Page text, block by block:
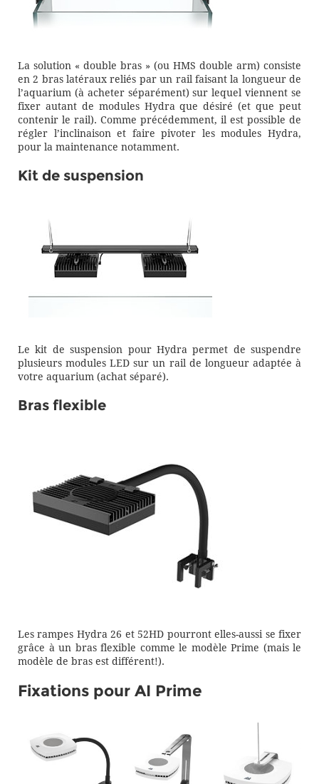
La solution « double bras » (ou HMS double arm) consiste
en 2 bras latéraux reliés par un rail faisant la longueur de
l’aquarium (à acheter séparément) sur lequel viennent se
fixer autant de modules Hydra que désiré (et que peut
contenir le rail). Comme précédemment, il est possible de
régler l’inclinaison et faire pivoter les modules Hydra,
pour la maintenance notamment.
Kit de suspension
Le kit de suspension pour Hydra permet de suspendre
plusieurs modules LED sur un rail de longueur adaptée à
votre aquarium (achat séparé).
Bras flexible
Les rampes Hydra 26 et 52HD pourront elles-aussi se fixer
grâce à un bras flexible comme le modèle Prime (mais le
modèle de bras est différent!).
Fixations pour AI Prime